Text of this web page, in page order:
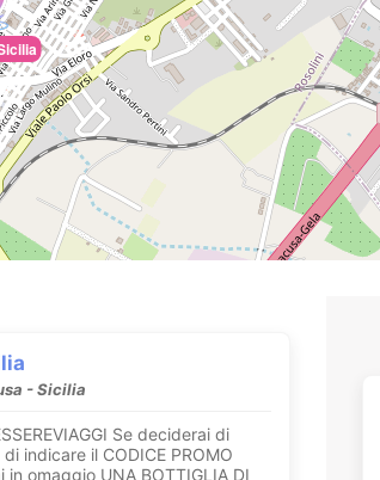
- Sicilia
Se deciderai di
indicare il CODICE PROMO
in omaggio UNA BOTTIGLIA DI